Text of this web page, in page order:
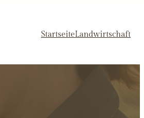
StartseiteLandwirtschaft